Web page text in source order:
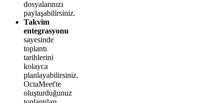
dosyalarınızı
paylaşabilirsiniz.
Takvim
entegrasyonu
sayesinde
toplantı
tarihlerini
kolayca
planlayabilirsiniz.
OctaMeet'te
oluşturduğunuz